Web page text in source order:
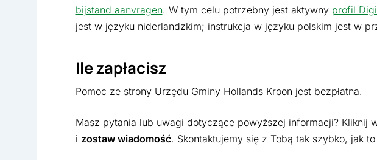
bijstand aanvragen. W tym celu potrzebny jest aktywny profil
jest w języku niderlandzkim; instrukcja w języku polskim jest w
Ile zapłacisz
Pomoc ze strony Urzędu Gminy Hollands Kroon jest bezpłatna.
Masz pytania lub uwagi dotyczące powyższej informacji? Kliknij
i zostaw wiadomość. Skontaktujemy się z Tobą tak szybko, jak